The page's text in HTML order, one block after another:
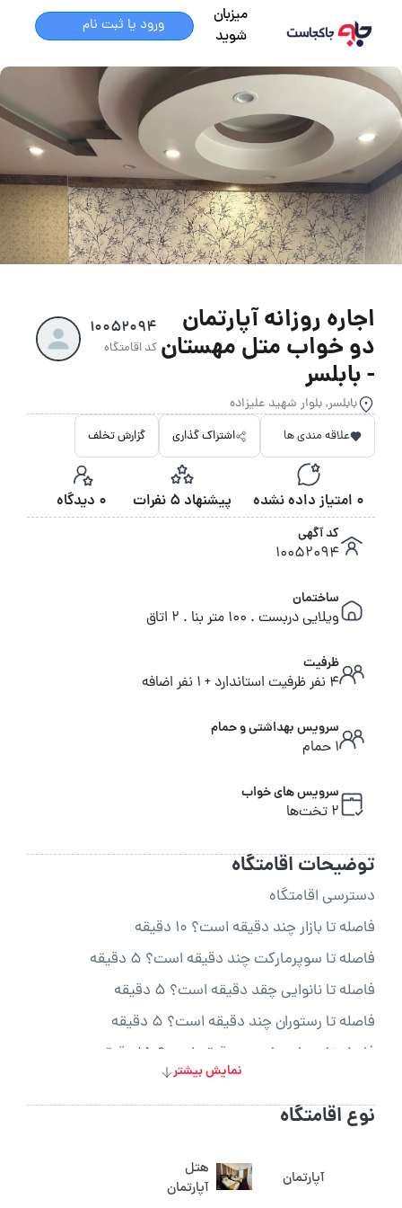
میزبان
شوید
ورود یا ثبت نام
اجاره روزانه آپارتمان
دو خواب متل مهستان
- بابلسر
بابلسر, بلوار شهید علیزاده
10052094
کد اقامتگاه
علاقه مندی ها اشتراک گذاری گزارش تخلف
0 امتیاز داده نشده پیشنهاد 5 نفرات 0 دیدگاه
کد آگهی
10052094
ساختمان
ویلایی دربست . 100 متر بنا . 2 اتاق
ظرفیت
4 نفر ظرفیت استاندارد + 1 نفر اضافه
سرویس بهداشتی و حمام
1 حمام
سرویس های خواب
2 تخت‌ها
توضیحات اقامتگاه
دسترسی اقامتگاه
فاصله تا بازار چند دقیقه است؟ 10 دقیقه
فاصله تا سوپرمارکت چند دقیقه است؟ 5 دقیقه
فاصله تا نانوایی چقد دقیقه است؟ 5 دقیقه
فاصله تا رستوران چند دقیقه است؟ 5 دقیقه
فاصله تا بیمارستان چنددقیقه است؟ 15 دقیقه
فاصله تا کافی شاپ چنددقیقه است؟ 15 دقیقه
فاصله تا پاساژ چنددقیقه است؟ 15 دقیقه
فاصله تاا دریا چنددقیقه است؟ 1 دقیقه
نمایش بیشتر
نوع اقامتگاه
آپارتمان
هتل
آپارتمان